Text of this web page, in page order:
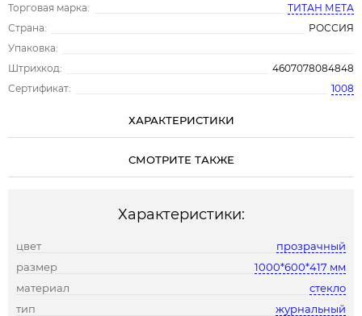
Торговая марка:
ТИТАН МЕТА
Страна:
РОССИЯ
Упаковка:
Штрихкод:
4607078084848
Сертификат:
1008
ХАРАКТЕРИСТИКИ
СМОТРИТЕ ТАКЖЕ
Характеристики:
цвет
прозрачный
размер
1000*600*417 мм
материал
стекло
тип
журнальный